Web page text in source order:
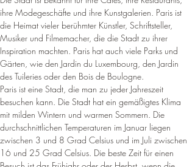
ihre Modegeschäfte und ihre Kunstgalerien. Paris ist
die Heimat vieler berühmter Künstler, Schriftsteller,
Musiker und Filmemacher, die die Stadt zu ihrer
Inspiration machten. Paris hat auch viele Parks und
Gärten, wie den Jardin du Luxembourg, den Jardin
des Tuileries oder den Bois de Boulogne.
Paris ist eine Stadt, die man zu jeder Jahreszeit
besuchen kann. Die Stadt hat ein gemäßigtes Klima
mit milden Wintern und warmen Sommern. Die
durchschnittlichen Temperaturen im Januar liegen
zwischen 3 und 8 Grad Celsius und im Juli zwischen
16 und 25 Grad Celsius. Die beste Zeit für einen